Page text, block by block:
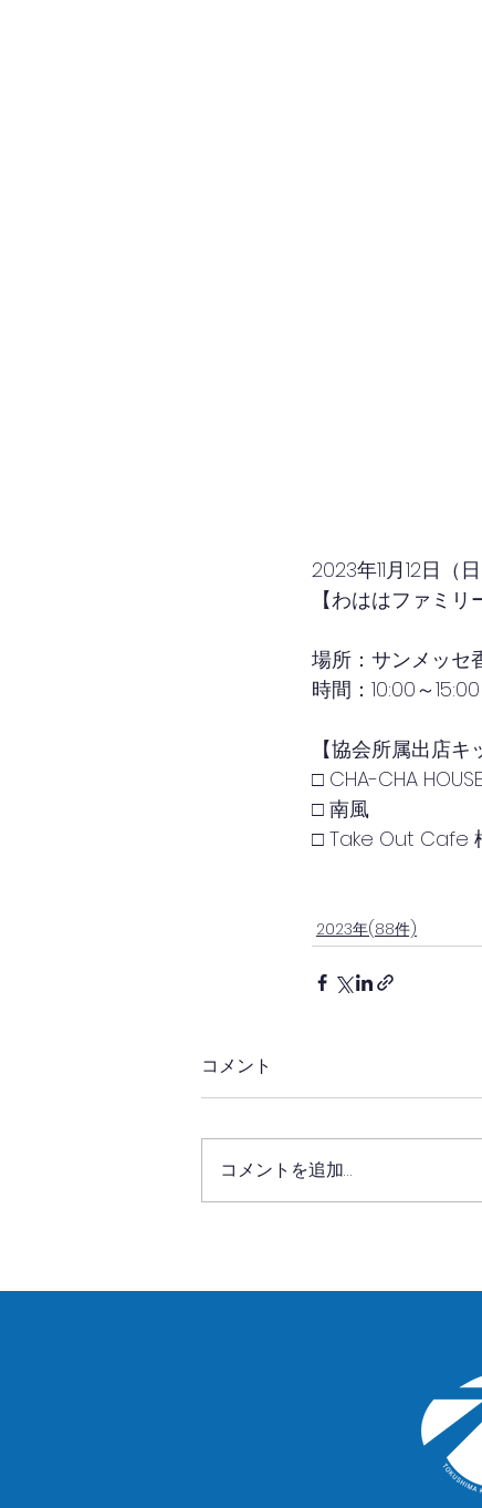
2023年11月12日（日
【わははファミ
場所：サンメッセ
時間：10:00～15:00
【協会所属出店キ
□ CHA-CHA
□ 南風
□ Take Out Cafe
2023年(88件)
コメント
コメントを追加…